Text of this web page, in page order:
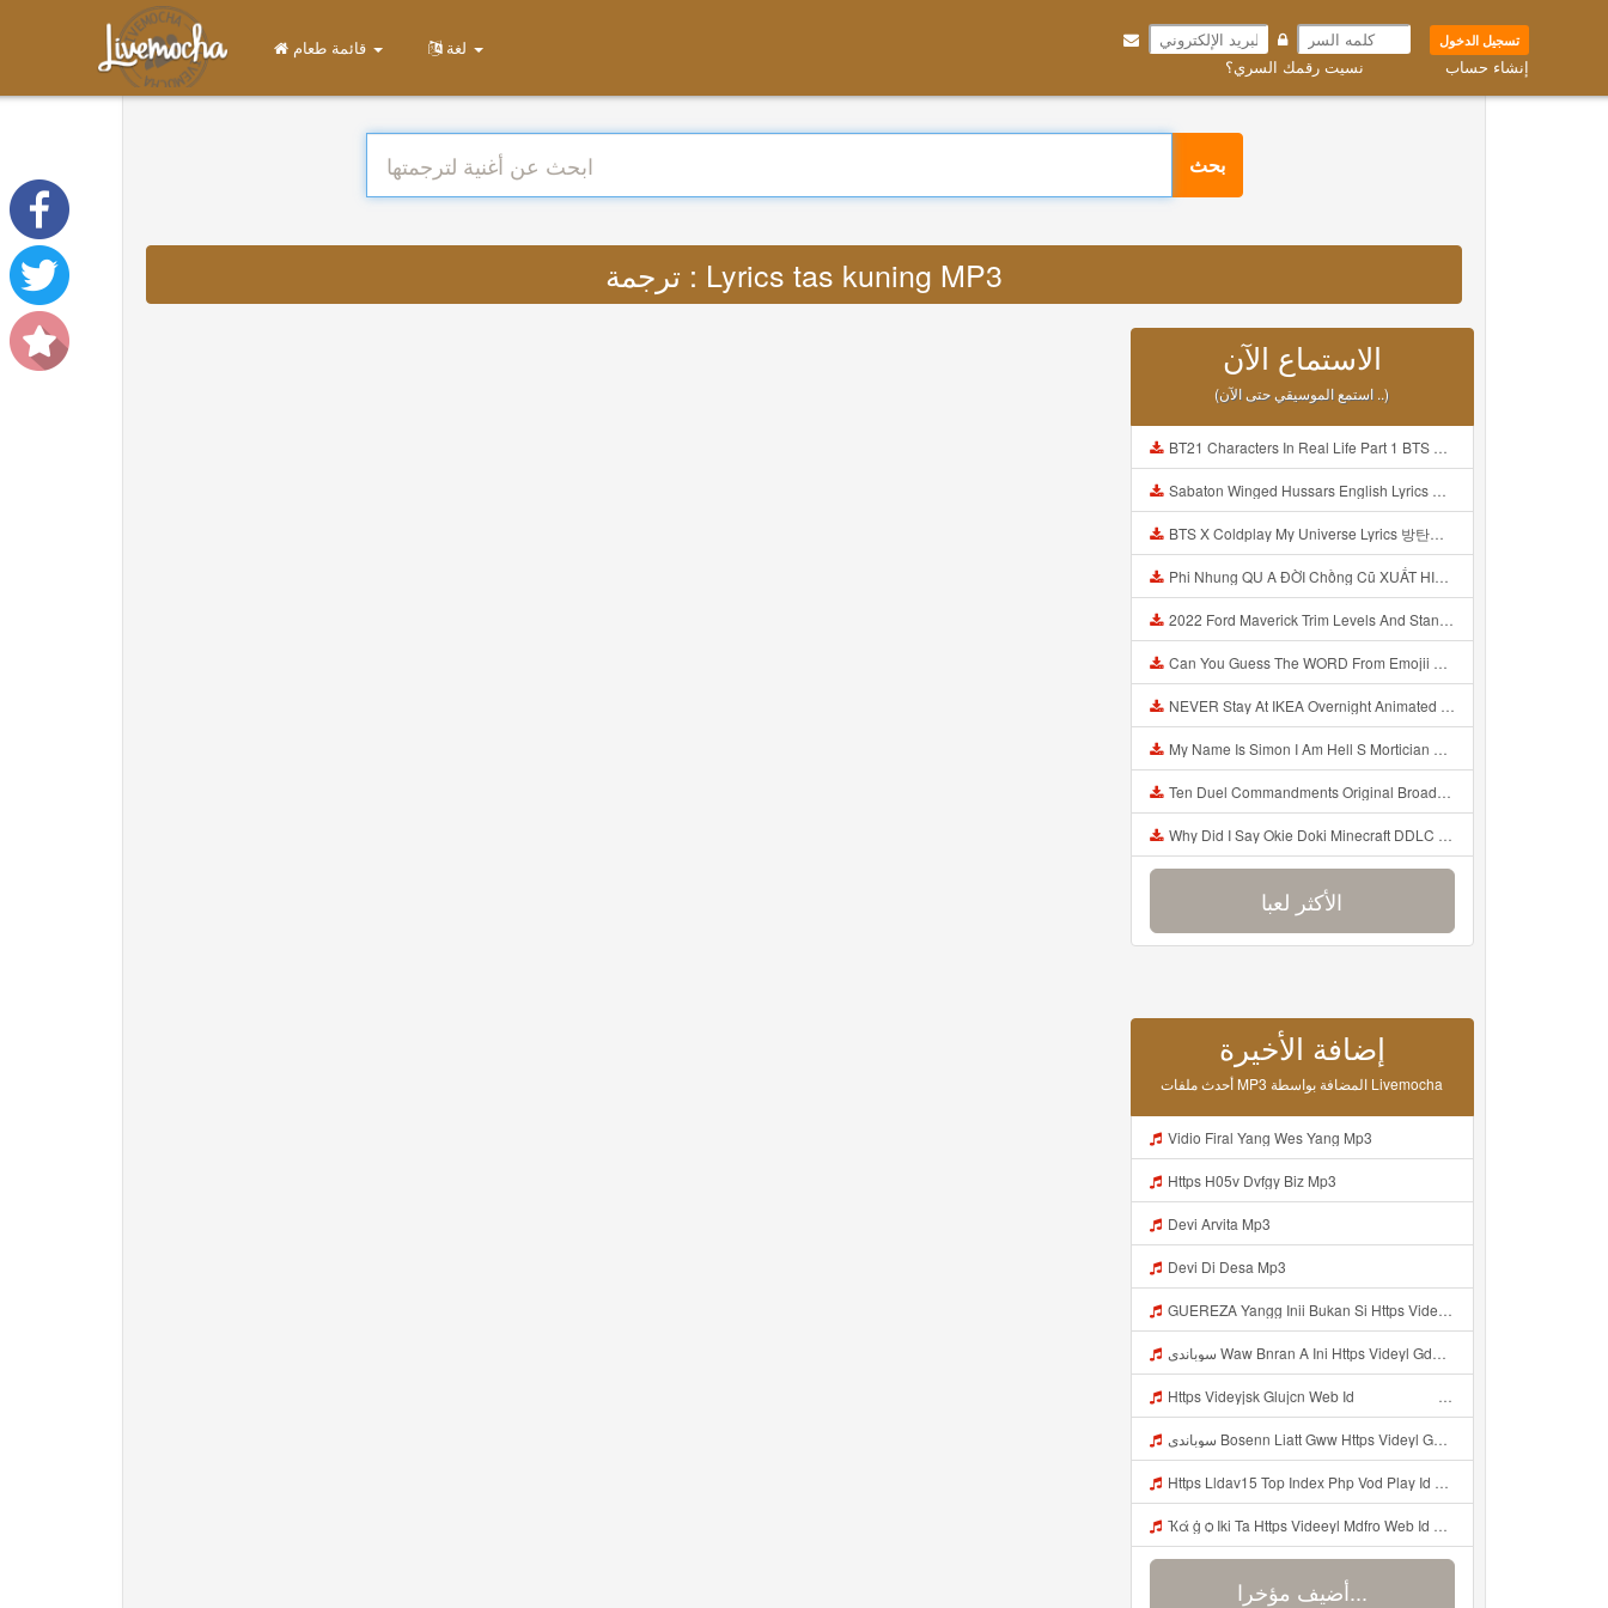
تسجيل الدخول
إنشاء حساب نسيت رقمك السري؟
بحث
ترجمة : Lyrics tas kuning MP3
الاستماع الآن
(استمع الموسيقي حتى الآن ..)
BT21 Characters In Real Life Part 1 BTS AND BT21 방탄소년단 BT21 BT21아가들은 아빠조아 따라쟁이들 BTS Vs BT21 Mp3
Sabaton Winged Hussars English Lyrics Mp3
BTS X Coldplay My Universe Lyrics 방탄소년단 콜드플레이 My Universe 가사 Color Coded Lyrics Han Rom Eng Mp3
Phi Nhung QU A ĐỜI Chồng Cũ XUẤT HIỆN Khóc Hối Hận Vì Làm Điều KHỦNG KHIẾP Với Cô Mp3
2022 Ford Maverick Trim Levels And Standard Features Explained Mp3
Can You Guess The WORD From Emojii COMPOUND WORD EMOJII CHALLENGE 90 PEOPLE FAIL Guess Mp3
NEVER Stay At IKEA Overnight Animated SCP 3008 Horror Story Mp3
My Name Is Simon I Am Hell S Mortician And I Am Going To Kill God Creepypasta Mp3
Ten Duel Commandments Original Broadway Cast Of Hamilton Lyrics Mp3
Why Did I Say Okie Doki Minecraft DDLC Animated Music Video Song By The Stupendium Mp3
الأكثر لعبا
إضافة الأخيرة
أحدث ملفات MP3 المضافة بواسطة Livemocha
Vidio Firal Yang Wes Yang Mp3
Https H05v Dvfgy Biz Mp3
Devi Arvita Mp3
Devi Di Desa Mp3
GUEREZA Yangg Inii Bukan Si Https Videyml Lvonya Web Id ᅠ ᅠ ᅠ ᅠ ᅠ ᅠ ᅠ ᅠ ᅠ ᅠ ᅠ ᅠ ᅠ ᅠ ᅠ ᅠ ᅠ ᅠ ᅠ ᅠ OKK ᅠ ᅠ ᅠ ᅠ ᅠ ᅠ ᅠ ᅠ ᅠ ᅠ ᅠ ᅠ ᅠ ᅠ ᅠ ᅠ ᅠ ᅠ ᅠ ᅠ ᅠ ᅠ ᅠ ᅠ ᅠ ᅠ ᅠ ᅠ ᅠ ᅠ ᅠ ᅠ ᅠ ᅠ ᅠ ᅠ ᅠ ᅠ ᅠ Bokep Viral Tiktok ᅠ Mp3
سوباندي Waw Bnran A Ini Https Videyl Gdwuys Web Id Ini Kah ᅠ ᅠ ᅠ ᅠ ᅠ ᅠ ᅠ ᅠ ᅠ ᅠ ᅠ ᅠ ᅠ ᅠ ᅠ ᅠ ᅠ ᅠ ᅠ ᅠ ᅠ ᅠ ᅠ ᅠ ᅠ ᅠ ᅠ ᅠ ᅠ ᅠ ᅠ ᅠ ᅠ ᅠ ᅠ ᅠ ᅠ ᅠ ᅠ ᅠ ᅠ ᅠ ᅠ ᅠ ᅠ ᅠ ᅠ ᅠ ᅠ ᅠ ᅠ ᅠ ᅠ ᅠ ᅠ ᅠ ᅠ ᅠ ᅠ ᅠ ᅠ ᅠ ᅠ ᅠ ᅠ ᅠ Mp3
Https Videyjsk Glujcn Web Id ᅠ ᅠ ᅠ ᅠ ᅠ ᅠ ᅠ ᅠ ᅠ ᅠ ᅠ ᅠ ᅠ ᅠ ᅠ ᅠ ᅠ ᅠ ᅠ ᅠ OKk ᅠ ᅠ ᅠ ᅠ ᅠ ᅠ ᅠ ᅠ ᅠ ᅠ ᅠ ᅠ ᅠ ᅠ ᅠ ᅠ ᅠ ᅠ ᅠ ᅠ ᅠ ᅠ ᅠ ᅠ ᅠ ᅠ ᅠ ᅠ ᅠ ᅠ ᅠ ᅠ ᅠ Mp3
سوباندي Bosenn Liatt Gww Https Videyl Gdwuys Web Id ᅠ ᅠ ᅠ ᅠ ᅠ ᅠ ᅠ ᅠ ᅠ ᅠ ᅠ ᅠ ᅠ ᅠ ᅠ ᅠ ᅠ ᅠ ᅠ ᅠ OKK ᅠ ᅠ ᅠ ᅠ ᅠ ᅠ ᅠ ᅠ ᅠ ᅠ ᅠ ᅠ ᅠ ᅠ ᅠ ᅠ ᅠ ᅠ ᅠ ᅠ ᅠ ᅠ ᅠ ᅠ ᅠ ᅠ ᅠ ᅠ ᅠ ᅠ ᅠ ᅠ ᅠ ᅠ ᅠ ᅠ Mp3
Https Lldav15 Top Index Php Vod Play Id 2109 Sid 1 Nid 1 Html Mp3
Ҡά ġ ѻ Iki Ta Https Videeyl Mdfro Web Id ᅠ ᅠ ᅠ ᅠ ᅠ ᅠ ᅠ ᅠ ᅠ ᅠ ᅠ ᅠ ᅠ ᅠ ᅠ ᅠ ᅠ ᅠ ᅠ ᅠ ᅠ ᅠ ᅠ ᅠ ᅠ ᅠ ᅠ ᅠ ᅠ ᅠ ᅠ ᅠ ᅠ ᅠ ᅠ ᅠ ᅠ ᅠ ᅠ ᅠ ᅠ ᅠ ᅠ ᅠ ᅠ ᅠ ᅠ ᅠ ᅠ ᅠ ᅠ ᅠ ᅠ ᅠ ᅠ ᅠ ᅠ ᅠ ᅠ ᅠ Mp3
أضيف مؤخرا...